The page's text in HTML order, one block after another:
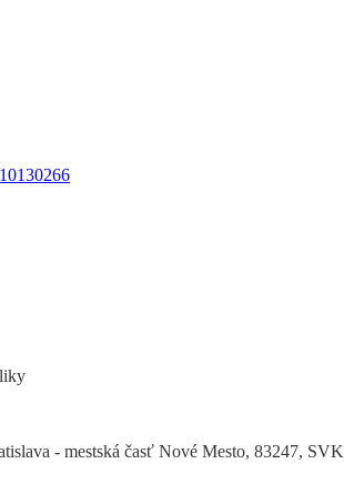
- mestská časť Nové Mesto, 83247, SVK